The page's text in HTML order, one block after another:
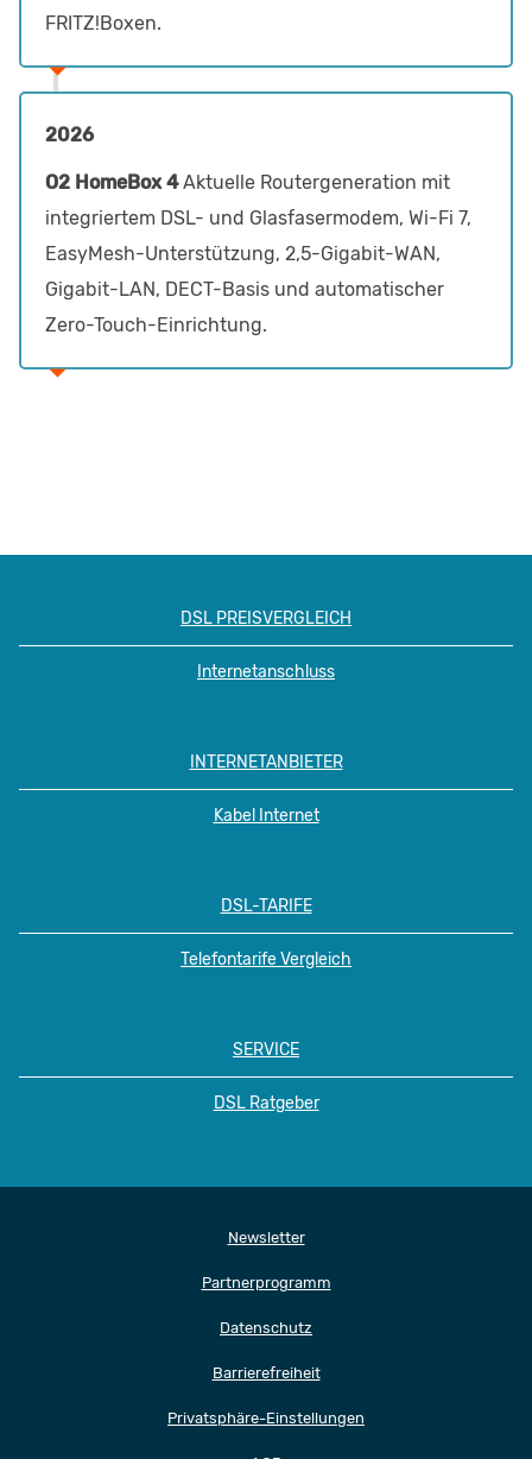
FRITZ!Boxen.
2026
O2 HomeBox 4Aktuelle Routergeneration mit
integriertem DSL- und Glasfasermodem, Wi-Fi 7,
EasyMesh-Unterstützung, 2,5-Gigabit-WAN,
Gigabit-LAN, DECT-Basis und automatischer
Zero-Touch-Einrichtung.
DSL PREISVERGLEICH
Internetanschluss
INTERNETANBIETER
Kabel Internet
DSL-TARIFE
Telefontarife Vergleich
SERVICE
DSL Ratgeber
Newsletter
Partnerprogramm
Datenschutz
Barrierefreiheit
Privatsphäre-Einstellungen